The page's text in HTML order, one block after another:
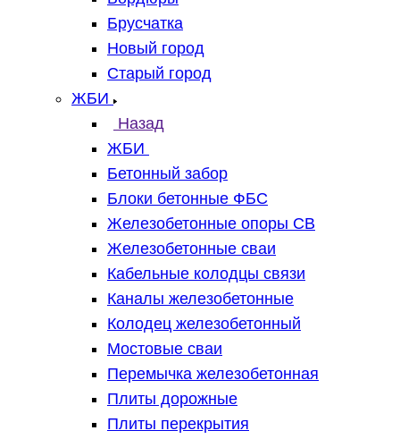
Брусчатка
Новый город
Старый город
ЖБИ
Назад
ЖБИ
Бетонный забор
Блоки бетонные ФБС
Железобетонные опоры СВ
Железобетонные сваи
Кабельные колодцы связи
Каналы железобетонные
Колодец железобетонный
Мостовые сваи
Перемычка железобетонная
Плиты дорожные
Плиты перекрытия